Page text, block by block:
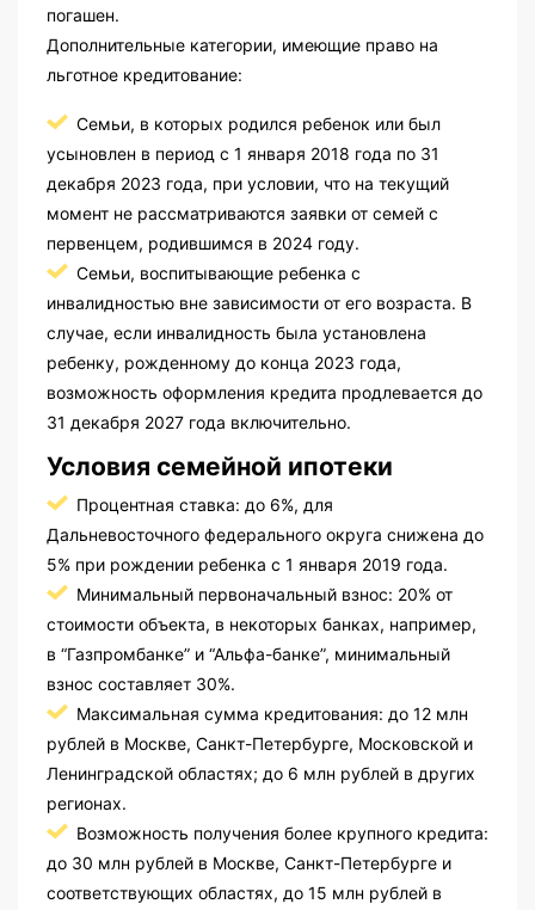
погашен.
Дополнительные категории, имеющие право на
льготное кредитование:
Семьи, в которых родился ребенок или был
усыновлен в период с 1 января 2018 года по 31
декабря 2023 года, при условии, что на текущий
момент не рассматриваются заявки от семей с
первенцем, родившимся в 2024 году.
Семьи, воспитывающие ребенка с
инвалидностью вне зависимости от его возраста. В
случае, если инвалидность была установлена
ребенку, рожденному до конца 2023 года,
возможность оформления кредита продлевается до
31 декабря 2027 года включительно.
Условия семейной ипотеки
Процентная ставка: до 6%, для
Дальневосточного федерального округа снижена до
5% при рождении ребенка с 1 января 2019 года.
Минимальный первоначальный взнос: 20% от
стоимости объекта, в некоторых банках, например,
в “Газпромбанке” и “Альфа-банке”, минимальный
взнос составляет 30%.
Максимальная сумма кредитования: до 12 млн
рублей в Москве, Санкт-Петербурге, Московской и
Ленинградской областях; до 6 млн рублей в других
регионах.
Возможность получения более крупного кредита:
до 30 млн рублей в Москве, Санкт-Петербурге и
соответствующих областях, до 15 млн рублей в